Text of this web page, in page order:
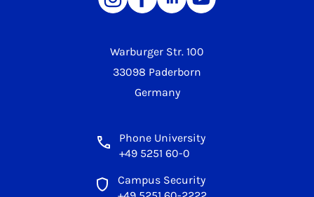
Warburger Str. 100
33098 Paderborn
Germany
Phone University
+49 5251 60-0
Campus Security